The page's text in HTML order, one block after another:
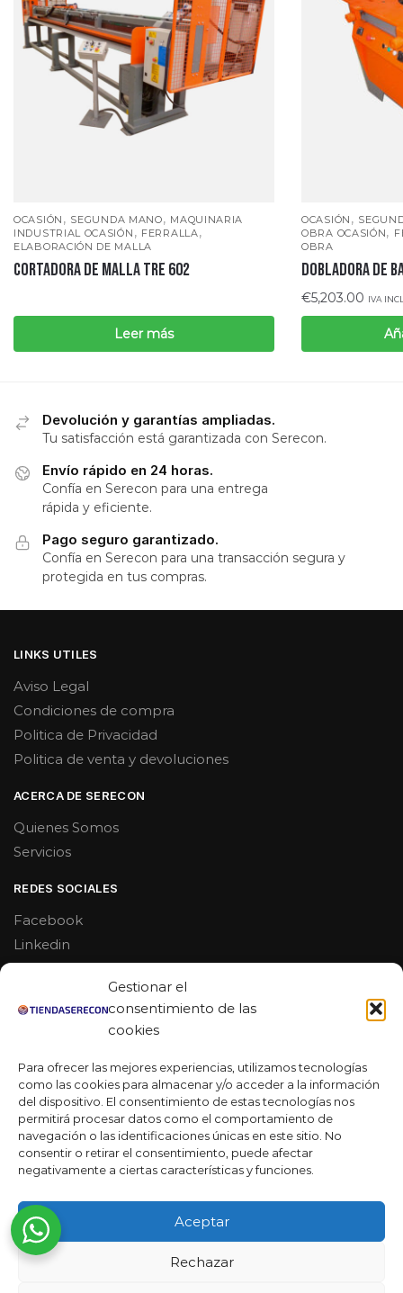
Gestionar el
consentimiento de las
cookies
Para ofrecer las mejores experiencias, utilizamos tecnologías
como las cookies para almacenar y/o acceder a la información
del dispositivo. El consentimiento de estas tecnologías nos
permitirá procesar datos como el comportamiento de
navegación o las identificaciones únicas en este sitio. No
consentir o retirar el consentimiento, puede afectar
negativamente a ciertas características y funciones.
Aceptar
Rechazar
OCASIÓN , SEGUNDA MANO, MAQUINARIA
INDUSTRIAL OCASIÓN , FERRALLA,
ELABORACIÓN DE MALLA
CORTADORA DE MALLA TRE 602
Leer más
OCASIÓN ,
OBRA OCASIÓN,
OBRA
DOBLADORA DE
€5,203.00 IVA
Devolución y garantías ampliadas.
Tu satisfacción está garantizada con Serecon.
Envío rápido en 24 horas.
Confía en Serecon para una entrega
rápida y eficiente.
Pago seguro garantizado.
Confía en Serecon para una transacción segura y
protegida en tus compras.
LINKS UTILES
Aviso Legal
Condiciones de compra
Politica de Privacidad
Politica de venta y devoluciones
ACERCA DE SERECON
Quienes Somos
Servicios
REDES SOCIALES
Facebook
Linkedin
Youtube
MAS DE 50 RESEÑAS
★★★★★
La verdad es que fue una compra muy económica, la
calidad mucho mejor de lo que esperaba y la entrega en un
día. ¡Estoy muy satisfecha con la atención al cliente y el
servicio!
Desarrollado por
Ready Marketing 2023 ©